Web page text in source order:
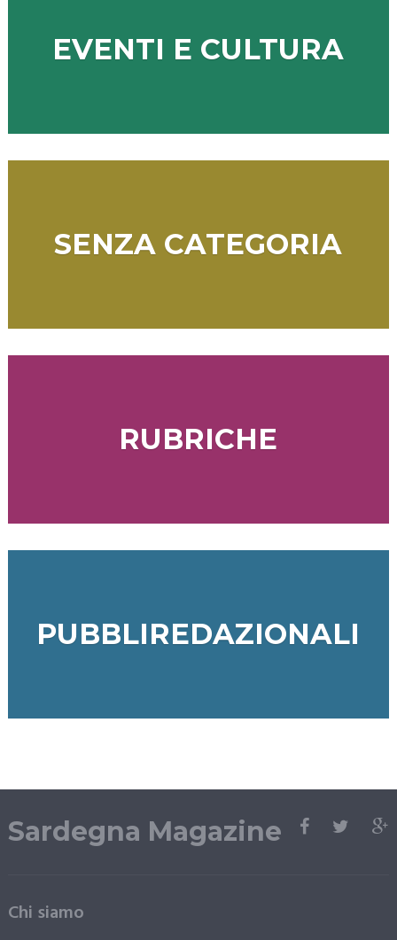
EVENTI E CULTURA
SENZA CATEGORIA
RUBRICHE
PUBBLIREDAZIONALI
Sardegna Magazine
Chi siamo